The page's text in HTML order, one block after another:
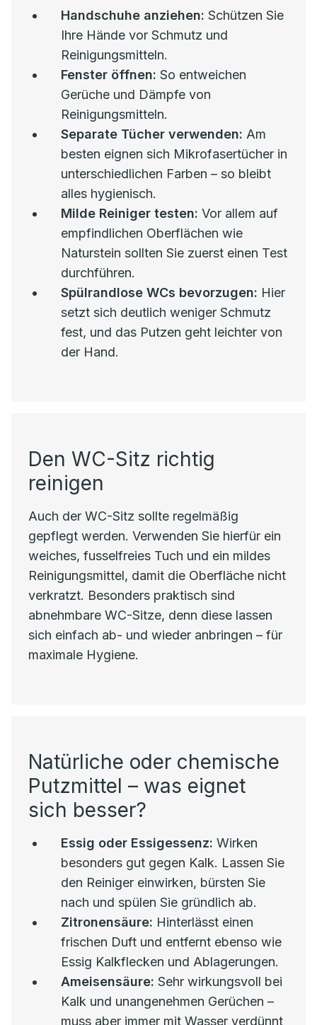
Handschuhe anziehen: Schützen Sie
Ihre Hände vor Schmutz und
Reinigungsmitteln.
Fenster öffnen: So entweichen
Gerüche und Dämpfe von
Reinigungsmitteln.
Separate Tücher verwenden: Am
besten eignen sich Mikrofasertücher in
unterschiedlichen Farben – so bleibt
alles hygienisch.
Milde Reiniger testen: Vor allem auf
empfindlichen Oberflächen wie
Naturstein sollten Sie zuerst einen Test
durchführen.
Spülrandlose WCs bevorzugen: Hier
setzt sich deutlich weniger Schmutz
fest, und das Putzen geht leichter von
der Hand.
Den WC-Sitz richtig
reinigen
Auch der WC-Sitz sollte regelmäßig
gepflegt werden. Verwenden Sie hierfür ein
weiches, fusselfreies Tuch und ein mildes
Reinigungsmittel, damit die Oberfläche nicht
verkratzt. Besonders praktisch sind
abnehmbare WC-Sitze, denn diese lassen
sich einfach ab- und wieder anbringen – für
maximale Hygiene.
Natürliche oder chemische
Putzmittel – was eignet
sich besser?
Essig oder Essigessenz: Wirken
besonders gut gegen Kalk. Lassen Sie
den Reiniger einwirken, bürsten Sie
nach und spülen Sie gründlich ab.
Zitronensäure: Hinterlässt einen
frischen Duft und entfernt ebenso wie
Essig Kalkflecken und Ablagerungen.
Ameisensäure: Sehr wirkungsvoll bei
Kalk und unangenehmen Gerüchen –
muss aber immer mit Wasser verdünnt